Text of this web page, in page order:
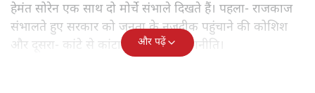
हेमंत सोरेन एक साथ दो मोर्चे संभाले दिखते हैं। पहला- राजकाज
संभालते हुए सरकार को जनता के नजदीक पहुंचाने की कोशिश
और दूसरा- कांटे से कांटा निकालने की रणनीति।
और पढ़ें